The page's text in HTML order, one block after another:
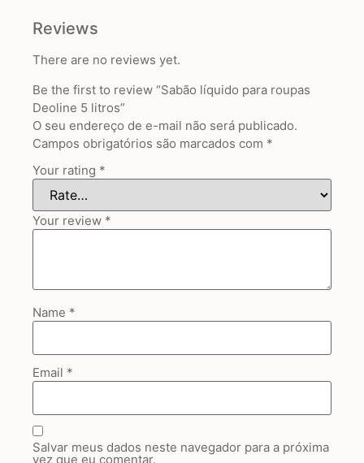
Reviews
There are no reviews yet.
Be the first to review “Sabão líquido para roupas
Deoline 5 litros”
O seu endereço de e-mail não será publicado.
Campos obrigatórios são marcados com *
Your rating *
Your review *
Name *
Email *
Salvar meus dados neste navegador para a próxima
vez que eu comentar.